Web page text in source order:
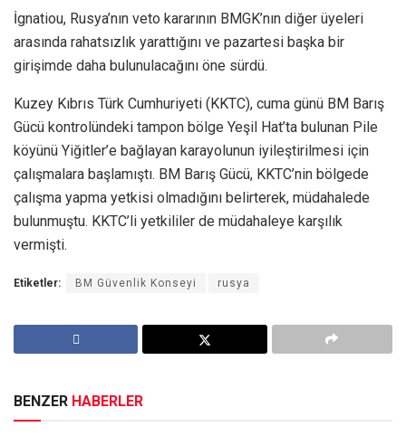
İgnatiou, Rusya’nın veto kararının BMGK’nın diğer üyeleri
arasında rahatsızlık yarattığını ve pazartesi başka bir
girişimde daha bulunulacağını öne sürdü.
Kuzey Kıbrıs Türk Cumhuriyeti (KKTC), cuma günü BM Barış
Gücü kontrolündeki tampon bölge Yeşil Hat’ta bulunan Pile
köyünü Yiğitler’e bağlayan karayolunun iyileştirilmesi için
çalışmalara başlamıştı. BM Barış Gücü, KKTC’nin bölgede
çalışma yapma yetkisi olmadığını belirterek, müdahalede
bulunmuştu. KKTC’li yetkililer de müdahaleye karşılık
vermişti.
Etiketler: BM Güvenlik Konseyi rusya
BENZER HABERLER